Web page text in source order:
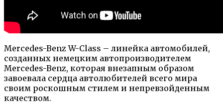
Mercedes-Benz W-Class – линейка автомобилей,
созданных немецким автопроизводителем
Mercedes-Benz, которая внезапным образом
завоевала сердца автолюбителей всего мира
своим роскошным стилем и непревзойденным
качеством.